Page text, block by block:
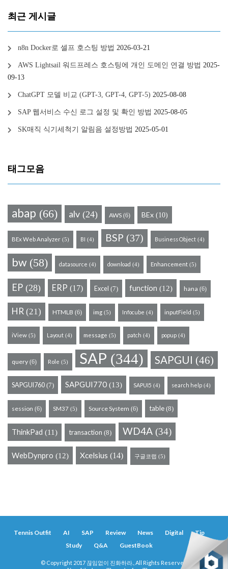
최근 게시글
n8n Docker로 셀프 호스팅 방법 2026-03-21
AWS Lightsail 워드프레스 호스팅에 개인 도메인 연결 방법 2025-
09-13
ChatGPT 모델 비교 (GPT-3, GPT-4, GPT-5) 2025-08-08
SAP 웹서비스 수신 로그 설정 및 확인 방법 2025-08-05
SK매직 식기세척기 알림음 설정방법 2025-05-01
태그모음
abap (66) alv (24) AWS (6) BEx (10)
BEx Web Analyzer (5) BI (4) BSP (37) Business Object (4)
bw(58) datasource (4) download (4) Enhancement (5)
EP (28) ERP (17) Excel (7) function (12) hana (6)
HR (21) HTMLB (6) img (5) Infocube (4) inputField (5)
iView (5) Layout (4) message (5) patch (4) popup (4)
query (6) Role (5) SAP (344) SAPGUI (46)
SAPGUI760 (7) SAPGUI770 (13) SAPUI5 (4) search help (4)
session (6) SM37 (5) Source System (6) table (8)
ThinkPad (11) transaction (8) WD4A (34)
WebDynpro (12) Xcelsius (14) 구글코랩 (5)
Tennis Outfit AI SAP Review News Digital
Tip
Study
Q&A GuestBook
© Copyright 2017 끊임없이 진화하라., All Rights Reserved